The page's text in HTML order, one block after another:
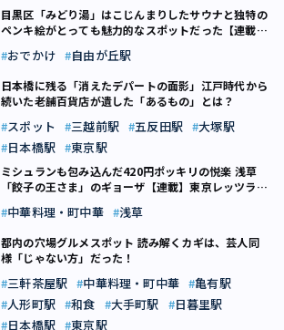
目黒区「みどり湯」はこじんまりしたサウナと独特の
ペンキ絵がとっても魅力的なスポットだった【連載】
おでかけ 自由が丘駅
日本橋に残る「消えたデパートの面影」――江戸時代から
続いた老舗百貨店が遺した「あるもの」とは？
スポット 三越前駅 五反田駅
大塚駅
日本橋駅
東京駅
ミシュランも包み込んだ420円ポッキリの悦楽 浅草
「餃子の王さま」のギョーザ【連載】東京レッツラ
中華料理・町中華 浅草
都内の穴場グルメスポット 読み解くカギは、芸人同
様「じゃない方」だった！
三軒茶屋駅 中華料理・町中華
亀有駅
人形町駅
和食 大手町駅
日暮里駅
日本橋駅
東京駅